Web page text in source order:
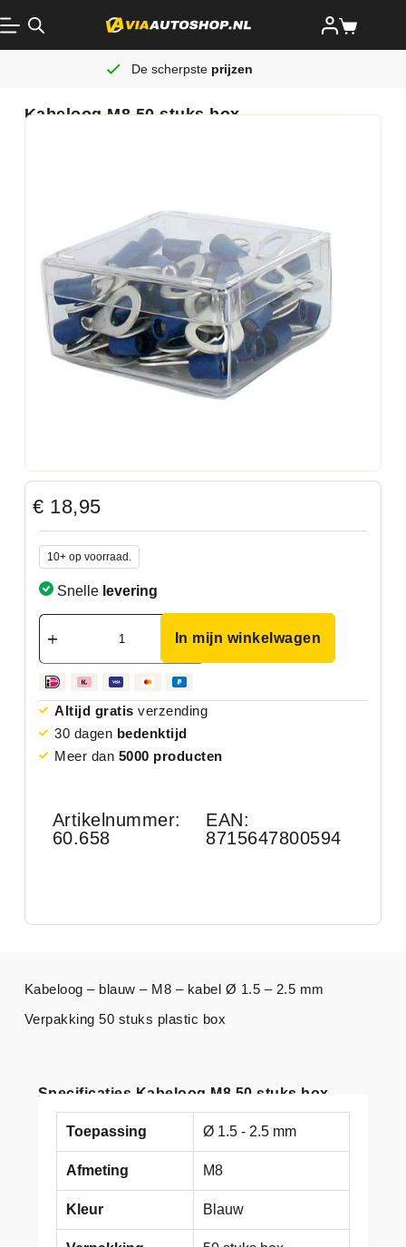
De scherpste prijzen
Kabeloog M8 50 stuks box
€ 18,95
10+ op voorraad.
Snelle levering
In mijn winkelwagen
Altijd gratis verzending
30 dagen bedenktijd
Meer dan 5000 producten
Artikelnummer:
60.658
EAN:
8715647800594
Specificaties Kabeloog M8 50 stuks box
Toepassing Ø 1.5 - 2.5 mm
Afmeting M8
Kleur Blauw
Kabeloog – blauw – M8 – kabel Ø 1.5 – 2.5 mm
Verpakking 50 stuks plastic box